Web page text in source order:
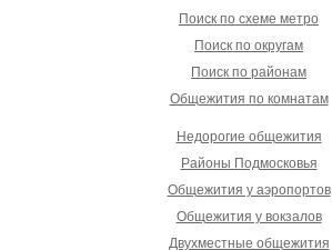
Поиск по схеме метро
Поиск по округам
Поиск по районам
Общежития по комнатам
Недорогие общежития
Районы Подмосковья
Общежития у аэропортов
Общежития у вокзалов
Двухместные общежития